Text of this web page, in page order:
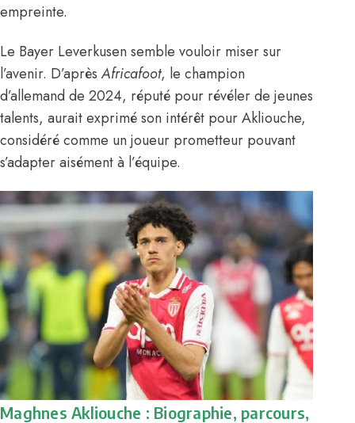
empreinte.
Le Bayer Leverkusen semble vouloir miser sur
l’avenir. D’aprèsAfricafoot, le champion
d’allemand de 2024, réputé pour révéler de jeunes
talents, aurait exprimé son intérêt pour Akliouche,
considéré comme un joueur prometteur pouvant
s’adapter aisément à l’équipe.
Maghnes Akliouche : Biographie, parcours,